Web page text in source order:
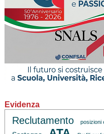
Evidenza
Reclutamento posizioni